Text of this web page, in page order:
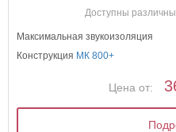
Доступны
Максимальная звукоизоляция
Конструкция МК 800+
Цена от: